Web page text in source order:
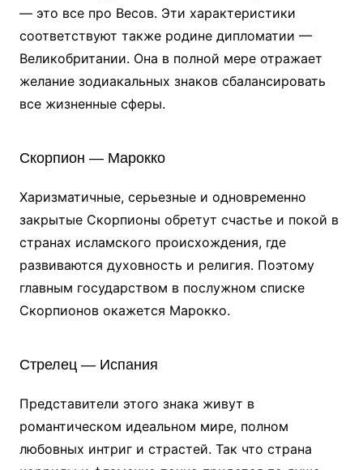
— это все про Весов. Эти характеристики
соответствуют также родине дипломатии —
Великобритании. Она в полной мере отражает
желание зодиакальных знаков сбалансировать
все жизненные сферы.
Скорпион — Марокко
Харизматичные, серьезные и одновременно
закрытые Скорпионы обретут счастье и покой в
странах исламского происхождения, где
развиваются духовность и религия. Поэтому
главным государством в послужном списке
Скорпионов окажется Марокко.
Стрелец — Испания
Представители этого знака живут в
романтическом идеальном мире, полном
любовных интриг и страстей. Так что страна